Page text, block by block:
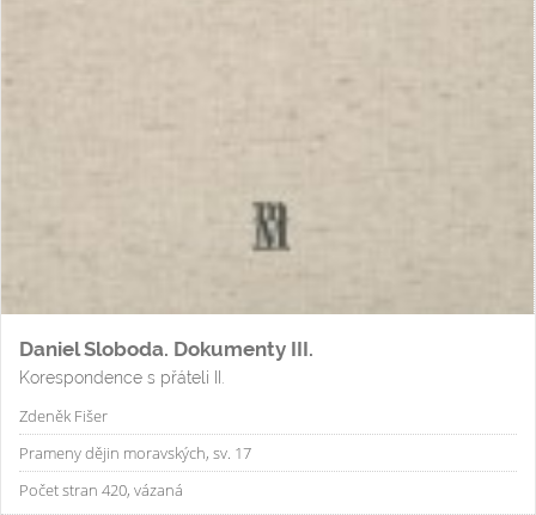
Daniel Sloboda. Dokumenty III.
Korespondence s přáteli II.
Zdeněk Fišer
Prameny dějin moravských, sv. 17
Počet stran 420, vázaná